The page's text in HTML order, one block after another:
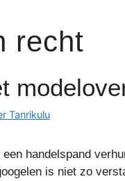
recht
Tanrikulu
handelspand
is niet zo